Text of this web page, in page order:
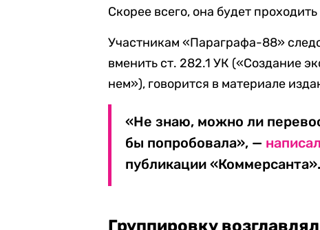
Скорее всего, она будет
Участникам «Параграфа-88»
вменить ст. 282.1 УК («Создание
нем»), говорится в материале
«Не знаю, можно ли
бы попробовала», —
публикации «Коммерсанта».
Группировку